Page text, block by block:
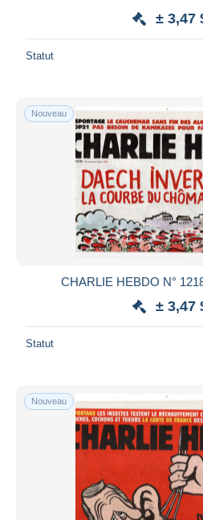
± 3,47
Statut
Nouveau
CHARLIE HEBDO N°
± 3,47
Statut
Nouveau